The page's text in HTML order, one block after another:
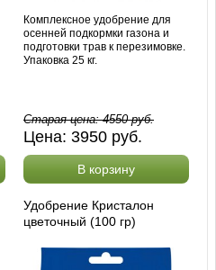
Комплексное удобрение для
осенней подкормки газона и
подготовки трав к перезимовке.
Упаковка 25 кг.
Старая цена:4550руб.
Цена: 3950 руб.
В корзину
Удобрение Кристалон
цветочный (100 гр)